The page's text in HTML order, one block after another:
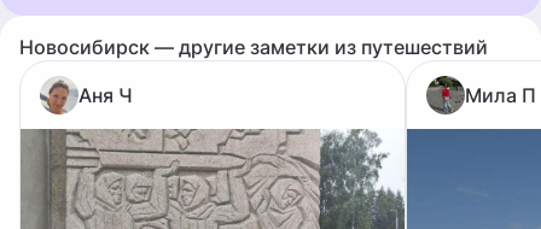
Новосибирск — другие заметки из путешествий
Аня Ч
Мила П